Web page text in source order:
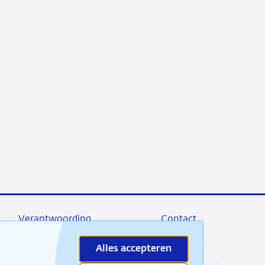
Alles accepteren
Verantwoording Contact